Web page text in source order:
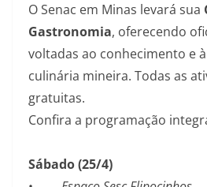
O Senac em Minas levará sua
Gastronomia, oferecendo
voltadas ao conhecimento e
culinária mineira. Todas as
gratuitas.
Confira a programação
Sábado (25/4)